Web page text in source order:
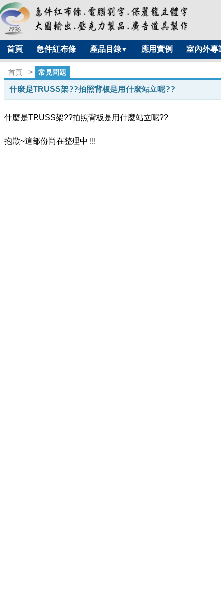
首頁 急件紅布條 產品目錄▼ 應用實例 室內外專
首頁 > 常見問題
什麼是TRUSS架??拍照背板是用什麼站立呢??
什麼是TRUSS架??拍照背板是用什麼站立呢??
抱歉~這部份尚在整理中 !!!